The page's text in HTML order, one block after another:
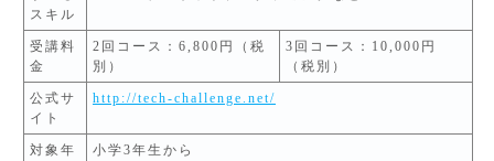
スキル
受講料
金
2回コース：6,800円（税
別）
3回コース：10,000円
（税別）
公式サ
イト
http://tech-challenge.net/
対象年
小学3年生から